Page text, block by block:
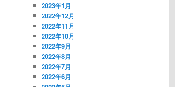
2023年1月
2022年12月
2022年11月
2022年10月
2022年9月
2022年8月
2022年7月
2022年6月